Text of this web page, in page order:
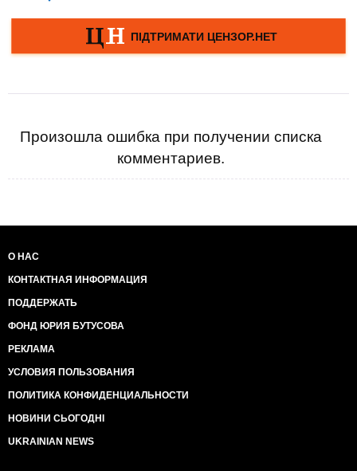
Произошла ошибка при получении списка
комментариев.
О НАС
КОНТАКТНАЯ ИНФОРМАЦИЯ
ПОДДЕРЖАТЬ
ФОНД ЮРИЯ БУТУСОВА
РЕКЛАМА
УСЛОВИЯ ПОЛЬЗОВАНИЯ
ПОЛИТИКА КОНФИДЕНЦИАЛЬНОСТИ
НОВИНИ СЬОГОДНІ
UKRAINIAN NEWS